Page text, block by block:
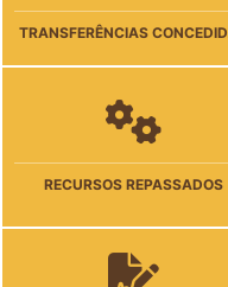
TRANSFERÊNCIAS
RECURSOS REPASSADOS